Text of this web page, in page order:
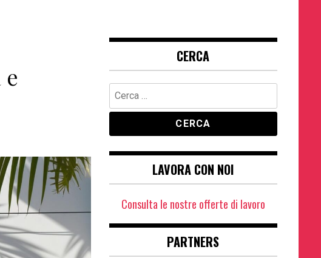
CERCA
Ricerca
per:
LAVORA CON NOI
Consulta le nostre offerte di lavoro
PARTNERS